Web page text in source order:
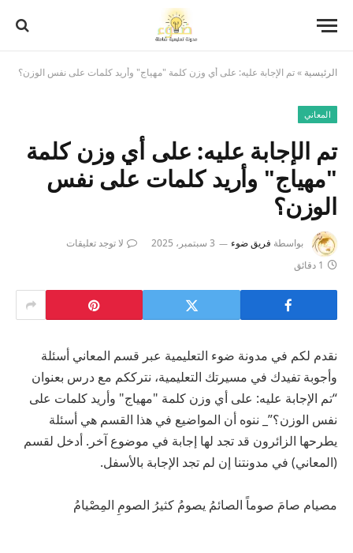
الرئيسية »تم الإجابة عليه: على أي وزن كلمة "مهياج" وأريد كلمات على نفس الوزن؟
المعاني
تم الإجابة عليه: على أي وزن كلمة
"مهياج" وأريد كلمات على نفس
الوزن؟
بواسطة فريق ضوء 3 سبتمبر، 2025
لا توجد تعليقات
1 دقائق
نقدم لكم في مدونة ضوء التعليمية عبر قسم المعاني أسئلة
وأجوبة تفيدك في مسيرتك التعليمية، نترككم مع درس بعنوان
“تم الإجابة عليه: على أي وزن كلمة "مهياج" وأريد كلمات على
نفس الوزن؟”_ ننوه أن المواضيع في هذا القسم هي أسئلة
يطرحها الزائرون قد تجد لها إجابة في موضوع آخر. أدخل لقسم
(المعاني) في مدونتنا إن لم تجد الإجابة بالأسفل.
مصيام صامَ صوماً الصائمُ يصومُ كثيرُ الصومِ المِصْيامُ